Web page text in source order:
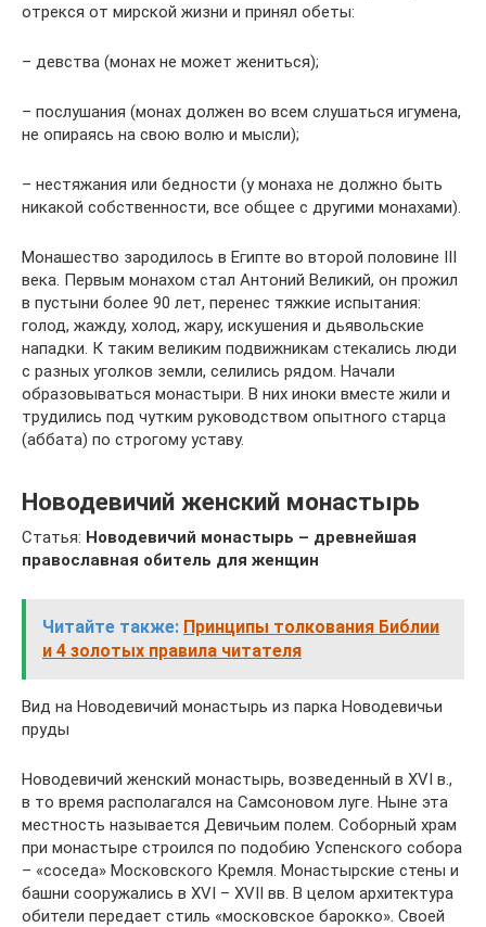
отрекся от мирской жизни и принял обеты:
– девства (монах не может жениться);
– послушания (монах должен во всем слушаться игумена,
не опираясь на свою волю и мысли);
– нестяжания или бедности (у монаха не должно быть
никакой собственности, все общее с другими монахами).
Монашество зародилось в Египте во второй половине III
века. Первым монахом стал Антоний Великий, он прожил
в пустыни более 90 лет, перенес тяжкие испытания:
голод, жажду, холод, жару, искушения и дьявольские
нападки. К таким великим подвижникам стекались люди
с разных уголков земли, селились рядом. Начали
образовываться монастыри. В них иноки вместе жили и
трудились под чутким руководством опытного старца
(аббата) по строгому уставу.
Новодевичий женский монастырь
Статья: Новодевичий монастырь – древнейшая
православная обитель для женщин
Читайте также: Принципы толкования Библии
и 4 золотых правила читателя
Вид на Новодевичий монастырь из парка Новодевичьи
пруды
Новодевичий женский монастырь, возведенный в XVI в.,
в то время располагался на Самсоновом луге. Ныне эта
местность называется Девичьим полем. Соборный храм
при монастыре строился по подобию Успенского собора
– «соседа» Московского Кремля. Монастырские стены и
башни сооружались в XVI – XVII вв. В целом архитектура
обители передает стиль «московское барокко». Своей